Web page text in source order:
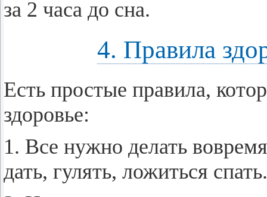
за 2 часа до сна.
4. Правила
Есть про­стые пра­ви­ла,
здо­ро­вье:
1. Все нужно де­лать
дать, гу­лять, ло­жить­ся спать.